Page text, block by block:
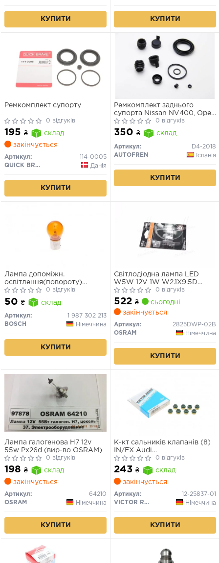
КУПИТИ КУПИТИ
Ремкомплект супорту
0 відгуків
195 ₴
склад
закінчується
Артикул:
114-0005
QUICK BRAKE
Данія
КУПИТИ
Ремкомплект заднього
супорта Nissan NV400, Opel
Movano B, Renault Master III
0 відгуків
350 ₴ склад
Артикул:
D4-2018
AUTOFREN
Іспанія
КУПИТИ
Лампа допоміжн.
освітлення(повороту)
BOSCH 12V 21W PY21W PURE
LIGHT РY21W 12V (жовта)
0 відгуків
50 ₴ склад
Артикул:
1 987 302 213
BOSCH
Німеччина
КУПИТИ
Світлодіодна лампа LED
W5W 12V 1W W2.1X9.5D
LEDriving SL (blister 2шт)
(вир-во OSRAM)
0 відгуків
522 ₴
сьогодні
закінчується
Артикул:
2825DWP-02B
OSRAM
Німеччина
КУПИТИ
Лампа галогенова H7 12v
55w Px26d (вир-во OSRAM)
0 відгуків
198 ₴
склад
закінчується
Артикул:
64210
OSRAM
Німеччина
КУПИТИ
К-кт сальників клапанів (8)
IN/EX Audi
100,80,90,A4,A6,LET 1.8, 2.0
quattro/ 95-00 Citroen
Berlingo 1.9 96- Bx 1.8D 85-
0 відгуків
243 ₴
склад
закінчується
Артикул:
12-25837-01
VICTOR REINZ
Німеччина
КУПИТИ